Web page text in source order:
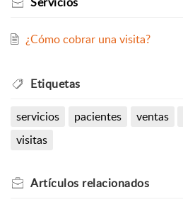
¿Cómo cobrar una visita?
Etiquetas
servicios pacientes ventas
visitas
Artículos relacionados